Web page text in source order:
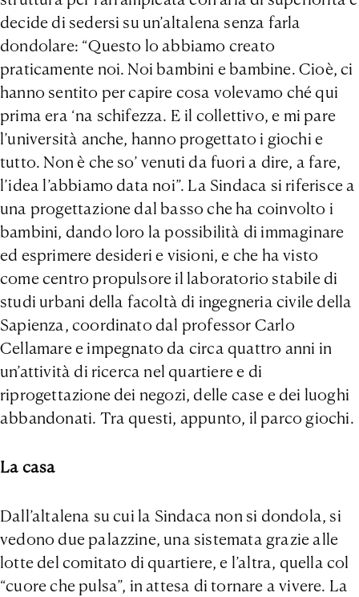
decide di sedersi su un’altalena senza farla
dondolare: “Questo lo abbiamo creato
praticamente noi. Noi bambini e bambine. Cioè, ci
hanno sentito per capire cosa volevamo ché qui
prima era ‘na schifezza. E il collettivo, e mi pare
l’università anche, hanno progettato i giochi e
tutto. Non è che so’ venuti da fuori a dire, a fare,
l’idea l’abbiamo data noi”. La Sindaca si riferisce a
una progettazione dal basso che ha coinvolto i
bambini, dando loro la possibilità di immaginare
ed esprimere desideri e visioni, e che ha visto
come centro propulsore il laboratorio stabile di
studi urbani della facoltà di ingegneria civile della
Sapienza, coordinato dal professor Carlo
Cellamare e impegnato da circa quattro anni in
un’attività di ricerca nel quartiere e di
riprogettazione dei negozi, delle case e dei luoghi
abbandonati. Tra questi, appunto, il parco giochi.
La casa
Dall’altalena su cui la Sindaca non si dondola, si
vedono due palazzine, una sistemata grazie alle
lotte del comitato di quartiere, e l’altra, quella col
“cuore che pulsa”, in attesa di tornare a vivere. La